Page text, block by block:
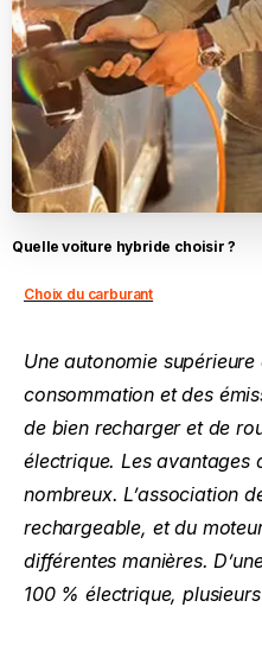
Quelle voiture hybride choisir ?
Choix du carburant
Une autonomie
consommation et des
de bien recharger et de
électrique. Les avantages
nombreux. L’association
rechargeable, et du
différentes manières.
100 % électrique,